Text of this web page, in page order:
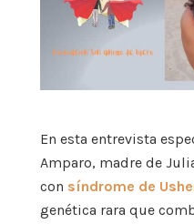
En esta entrevista
Amparo, madre de
con síndrome de
genética rara que